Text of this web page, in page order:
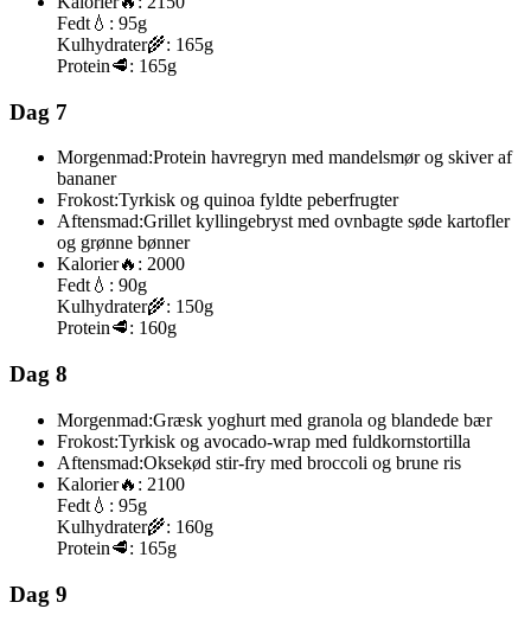
Fedt 💧: 95g
Kulhydrater🌾: 165g
Protein🥩: 165g
Dag 7
Morgenmad:Protein havregryn med mandelsmør og skiver af
bananer
Frokost:Tyrkisk og quinoa fyldte peberfrugter
Aftensmad:Grillet kyllingebryst med ovnbagte søde kartofler
og grønne bønner
Kalorier🔥: 2000
Fedt 💧: 90g
Kulhydrater🌾: 150g
Protein🥩: 160g
Dag 8
Morgenmad:Græsk yoghurt med granola og blandede bær
Frokost:Tyrkisk og avocado-wrap med fuldkornstortilla
Aftensmad:Oksekød stir-fry med broccoli og brune ris
Kalorier🔥: 2100
Fedt 💧: 95g
Kulhydrater🌾: 160g
Protein🥩: 165g
Dag 9